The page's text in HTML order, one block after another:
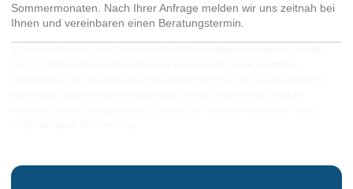
Sommermonaten. Nach Ihrer Anfrage melden wir uns zeitnah bei
Ihnen und vereinbaren einen Beratungstermin.